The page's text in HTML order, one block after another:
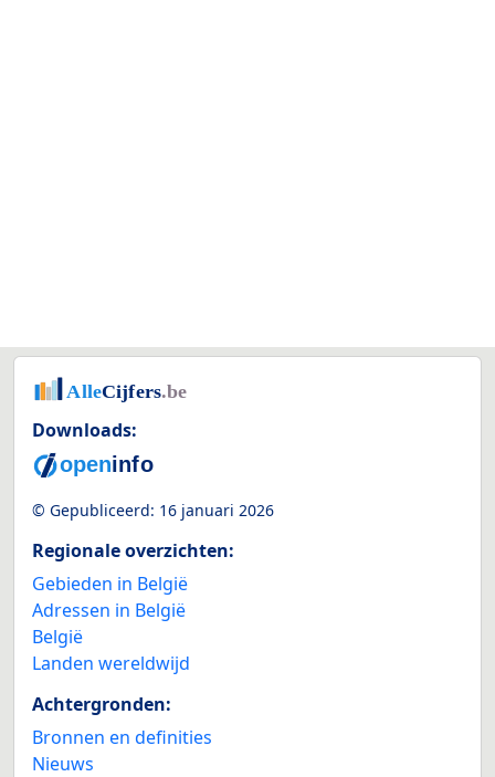
Downloads:
© Gepubliceerd: 16 januari 2026
Regionale overzichten:
Gebieden in België
Adressen in België
België
Landen wereldwijd
Achtergronden:
Bronnen en definities
Nieuws